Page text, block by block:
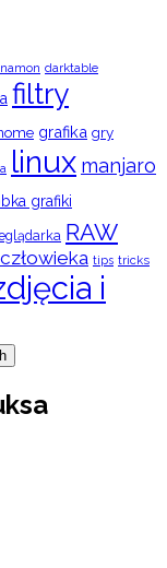
darktable
filtry
grafika gry
linux manjaro
grafiki
RAW
tips tricks
i